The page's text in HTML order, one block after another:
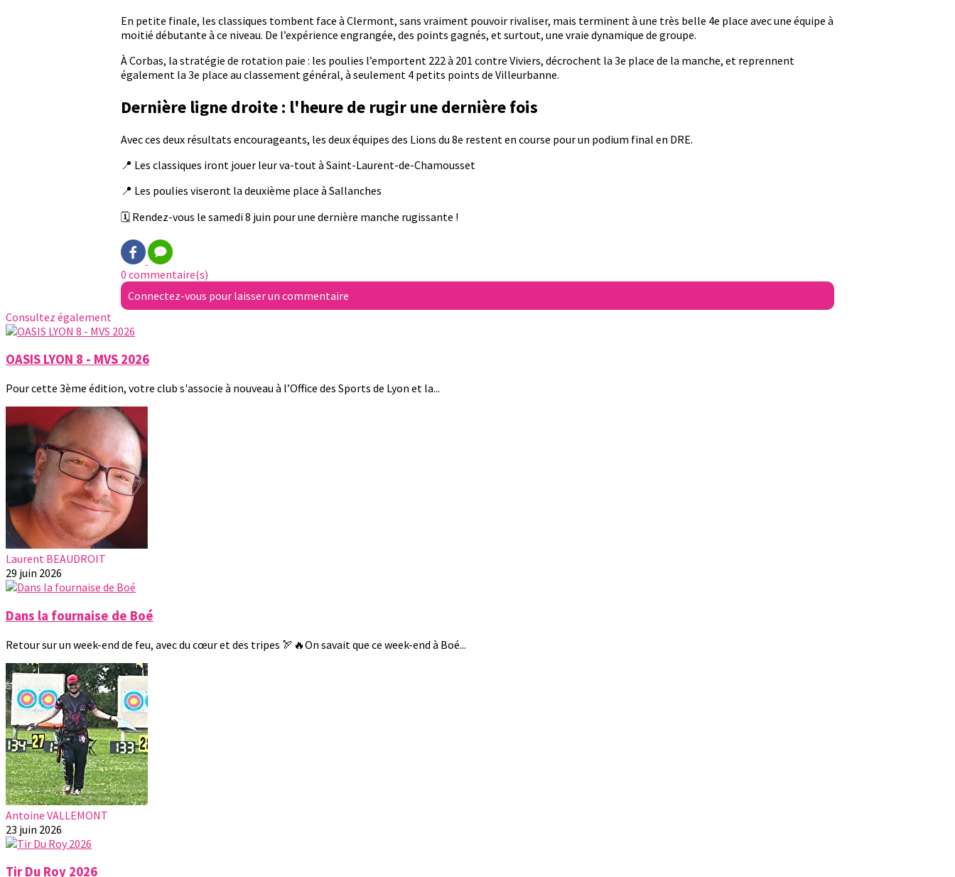
En petite finale, les classiques tombent face à Clermont, sans vraiment pouvoir rivaliser, mais terminent à une très belle 4e place avec une équipe à
moitié débutante à ce niveau. De l’expérience engrangée, des points gagnés, et surtout, une vraie dynamique de groupe.
À Corbas, la stratégie de rotation paie : les poulies l’emportent 222 à 201 contre Viviers, décrochent la 3e place de la manche, et reprennent
également la 3e place au classement général, à seulement 4 petits points de Villeurbanne.
Dernière ligne droite : l'heure de rugir une dernière fois
Avec ces deux résultats encourageants, les deux équipes des Lions du 8e restent en course pour un podium final en DRE.
📍 Les classiques iront jouer leur va-tout à Saint-Laurent-de-Chamousset
📍 Les poulies viseront la deuxième place à Sallanches
🗓 Rendez-vous le samedi 8 juin pour une dernière manche rugissante !
0 commentaire(s)
Connectez-vous pour laisser un commentaire
Consultez également
OASIS LYON 8 - MVS 2026
Pour cette 3ème édition, votre club s'associe à nouveau à l’Office des Sports de Lyon et la...
Laurent BEAUDROIT
29 juin 2026
Dans la fournaise de Boé
Retour sur un week-end de feu, avec du cœur et des tripes 🏹🔥On savait que ce week-end à Boé...
Antoine VALLEMONT
23 juin 2026
Tir Du Roy 2026